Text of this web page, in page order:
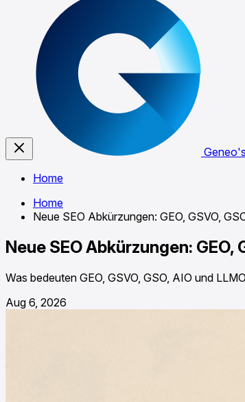
Home
Home
Neue SEO Abkürzungen: GEO, GSVO,
Neue SEO Abkürzungen: GEO,
Was bedeuten GEO, GSVO, GSO, AIO und
Aug 6, 2026